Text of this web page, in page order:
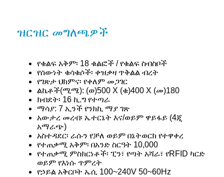
ዝርዝር መግለጫዎች
የቁልፍ አቅም፡ 18 ቁልፎች / የቁልፍ ስብስቦች
የሰውነት ቁሳቁሶች፡ ቀዝቃዛ ጥቅልል ​​ብረት
የገጽታ ህክምና፡ የቀለም መጋገር
ልኬቶች(ሚሜ): (ወ)500 X (ቁ)400 X (መ)180
ክብደት፡ 16 ኪ.ግ የተጣራ
ማሳያ: 7 ኢንች የንክኪ ማያ ገጽ
አውታረ መረብ፡ ኤተርኔት እና/ወይም ዋይፋይ (4ጂ
አማራጭ)
አስተዳደር፡ ራሱን የቻለ ወይም በኔትወርክ የተዋቀረ
የተጠቃሚ አቅም፡ በአንድ ስርዓት 10,000
የተጠቃሚ ምስክርነቶች፡ ፒን፣ የጣት አሻራ፣ የRFID ካርድ
ወይም የእነሱ ጥምረት
የኃይል አቅርቦት ኤሲ 100~240V 50~60Hz